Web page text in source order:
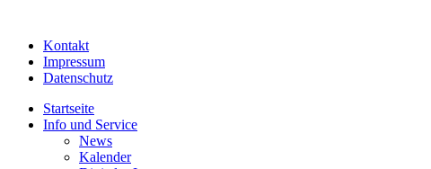
Kontakt
Impressum
Datenschutz
Startseite
Info und Service
News
Kalender